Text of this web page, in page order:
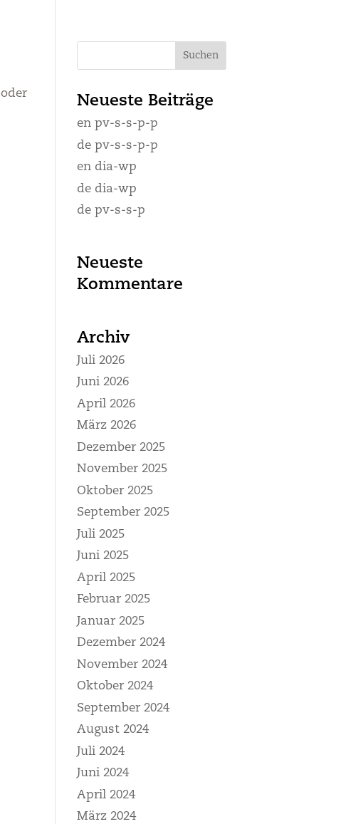
Neueste Beiträge
en pv-s-s-p-p
de pv-s-s-p-p
en dia-wp
de dia-wp
de pv-s-s-p
Neueste
Kommentare
Archiv
Juli 2026
Juni 2026
April 2026
März 2026
Dezember 2025
November 2025
Oktober 2025
September 2025
Juli 2025
Juni 2025
April 2025
Februar 2025
Januar 2025
Dezember 2024
November 2024
Oktober 2024
September 2024
August 2024
Juli 2024
Juni 2024
April 2024
März 2024